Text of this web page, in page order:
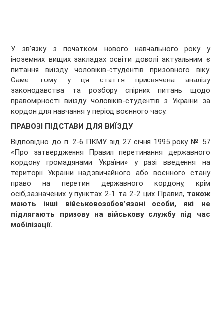
У зв’язку з початком нового навчального року у
іноземних вищих закладах освіти доволі актуальним є
питання виїзду чоловіків-студентів призовного віку.
Саме тому у ця стаття присвячена аналізу
законодавства та розбору спірних питань щодо
правомірності виїзду чоловіків-студентів з України за
кордон для навчання у період воєнного часу.
ПРАВОВІ ПІДСТАВИ ДЛЯ ВИЇЗДУ
Відповідно до п. 2-6 ПКМУ від 27 січня 1995 року № 57
«Про затвердження Правил перетинання державного
кордону громадянами України» у разі введення на
території України надзвичайного або воєнного стану
право на перетин державного кордону, крім
осіб,зазначених у пунктах 2-1 та 2-2 цих Правил, також
мають інші військовозобов’язані особи, які не
підлягають призову на військову службу під час
мобілізації.